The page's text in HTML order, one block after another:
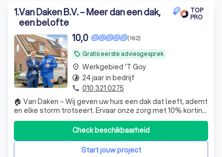
buurt en kies jouw favoriet.
Wat is een dakdekker?
Waarom een professionele dakdekker in 't
Goy?
Welke diensten biedt een dakdekker aan?
Hoe vind je een betrouwbare dakdekker in
't Goy?
1.Van Daken B.V. – Meer dan een dak,
een belofte
TOP
PRO
local_offer Gratis eerste adviesgesprek
(162)
10,0
🏠 Van Daken – Wij geven uw huis een dak dat leeft, ademt
en elke storm trotseert. Ervaar onze zorg met 10% korting
en geniet van rust in elk seizoen.
Start jouw project
Check beschikbaarheid
place Werkgebied 't Goy
timelapse 24 jaar in bedrijf
phone 010 321 0275